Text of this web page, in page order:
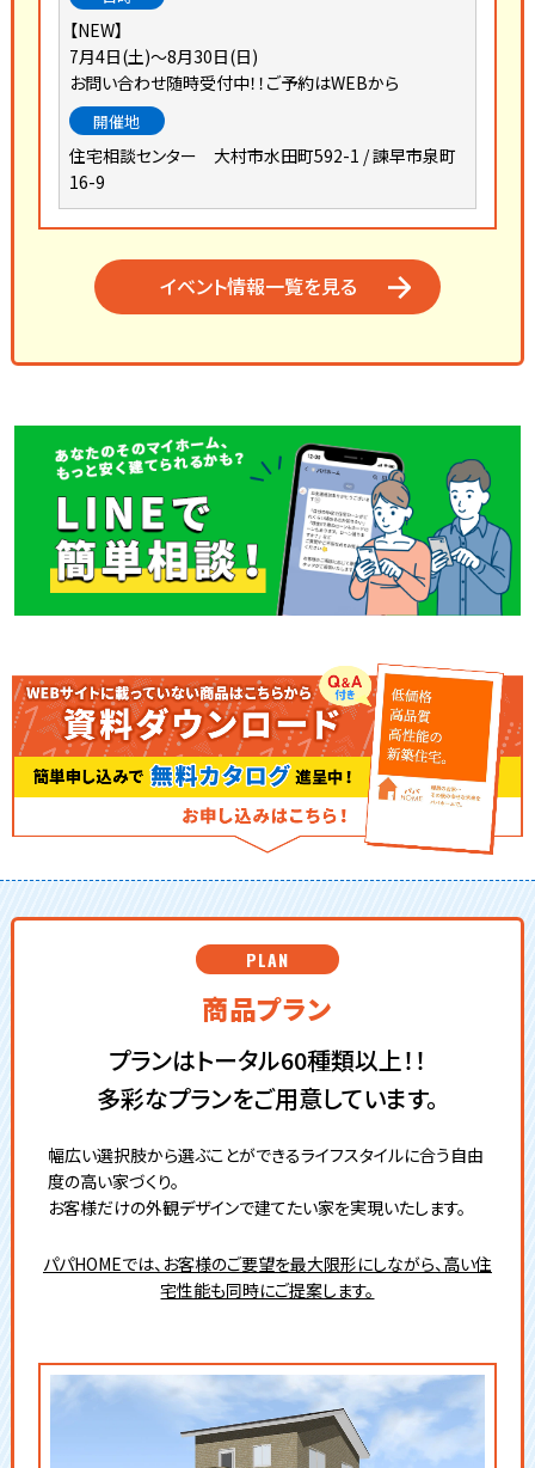
【NEW】
7月4日(土)～8月30日(日)
お問い合わせ随時受付中！！ご予約はWEBから
住宅相談センター 大村市水田町592-1 / 諫早市泉町
16-9
イベント情報一覧を見る
商品プラン
PLAN
プランはトータル60種類以上！！
多彩なプランをご用意しています。
幅広い選択肢から選ぶことができるライフスタイルに合う自由
度の高い家づくり。
お客様だけの外観デザインで建てたい家を実現いたします。
パパHOMEでは、お客様のご要望を最大限形にしながら、高い住
宅性能も同時にご提案します。